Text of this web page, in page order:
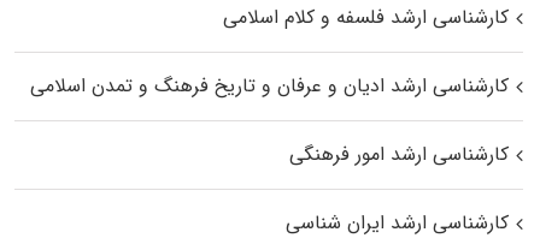
کارشناسی ارشد فلسفه و کلام اسلامی
کارشناسی ارشد ادیان و عرفان و تاریخ فرهنگ و تمدن اسلامی
کارشناسی ارشد امور فرهنگی
کارشناسی ارشد ایران شناسی